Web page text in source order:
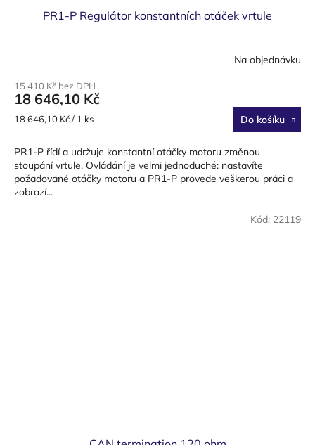
PR1-P Regulátor konstantních otáček vrtule
Na objednávku
15 410 Kč bez DPH
18 646,10 Kč
Měrná
18 646,10 Kč / 1 ks Do košíku
PR1-P řídí a udržuje konstantní otáčky motoru změnou
stoupání vrtule. Ovládání je velmi jednoduché: nastavíte
požadované otáčky motoru a PR1-P provede veškerou práci a
zobrazí...
Kód: 22119